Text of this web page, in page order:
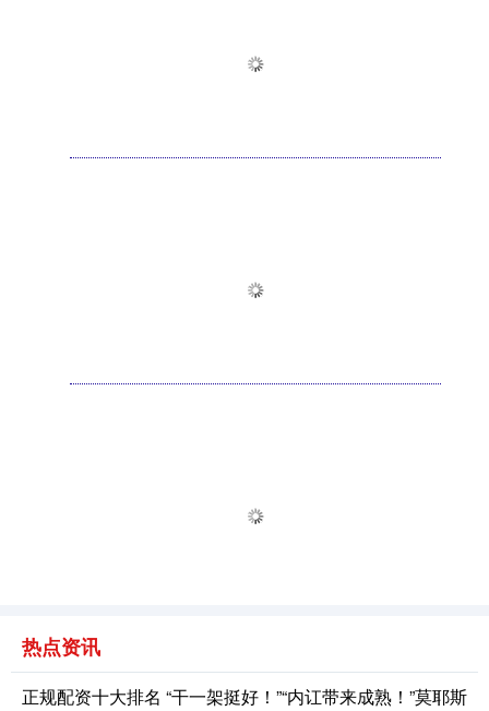
热点资讯
正规配资十大排名 “干一架挺好！”“内讧带来成熟！”莫耶斯